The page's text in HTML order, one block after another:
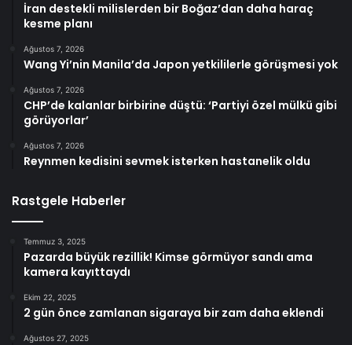
İran destekli milislerden bir Boğaz’dan daha haraç
kesme planı
Ağustos 7, 2026
Wang Yi’nin Manila’da Japon yetkililerle görüşmesi yok
Ağustos 7, 2026
CHP’de kalanlar birbirine düştü: ‘Partiyi özel mülkü gibi
görüyorlar’
Ağustos 7, 2026
Reynmen kedisini sevmek isterken hastanelik oldu
Rastgele Haberler
Temmuz 3, 2025
Pazarda büyük rezillik! Kimse görmüyor sandı ama
kamera kayıttaydı
Ekim 22, 2025
2 gün önce zamlanan sigaraya bir zam daha eklendi
Ağustos 27, 2025